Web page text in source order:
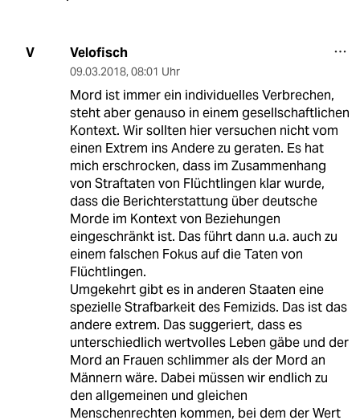
V Velofisch
09.03.2018, 08:01 Uhr
Mord ist immer ein individuelles Verbrechen,
steht aber genauso in einem gesellschaftlichen
Kontext. Wir sollten hier versuchen nicht vom
einen Extrem ins Andere zu geraten. Es hat
mich erschrocken, dass im Zusammenhang
von Straftaten von Flüchtlingen klar wurde,
dass die Berichterstattung über deutsche
Morde im Kontext von Beziehungen
eingeschränkt ist. Das führt dann u.a. auch zu
einem falschen Fokus auf die Taten von
Flüchtlingen.
Umgekehrt gibt es in anderen Staaten eine
spezielle Strafbarkeit des Femizids. Das ist das
andere extrem. Das suggeriert, dass es
unterschiedlich wertvolles Leben gäbe und der
Mord an Frauen schlimmer als der Mord an
Männern wäre. Dabei müssen wir endlich zu
den allgemeinen und gleichen
Menschenrechten kommen, bei dem der Wert